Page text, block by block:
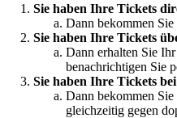
Sie haben Ihre Tickets
Dann bekommen
Sie haben Ihre Tickets
Dann erhalten Sie
benachrichtigen Sie
Sie haben Ihre Tickets
Dann bekommen
gleichzeitig gegen